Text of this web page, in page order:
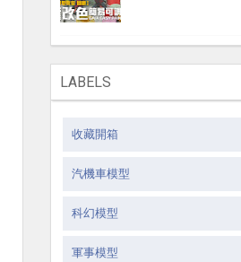
LABELS
收藏開箱
汽機車模型
科幻模型
軍事模型